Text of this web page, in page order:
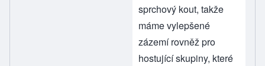
sprchový kout, takže
máme vylepšené
zázemí rovněž pro
hostující skupiny, které